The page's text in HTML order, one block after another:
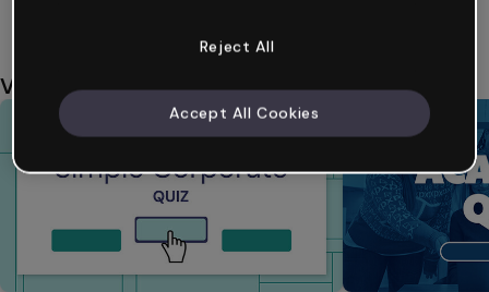
Vous aimerez aussi
Reject All
Accept All Cookies